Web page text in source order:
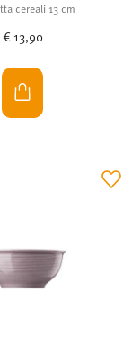
cereali 13 cm
€ 13,90